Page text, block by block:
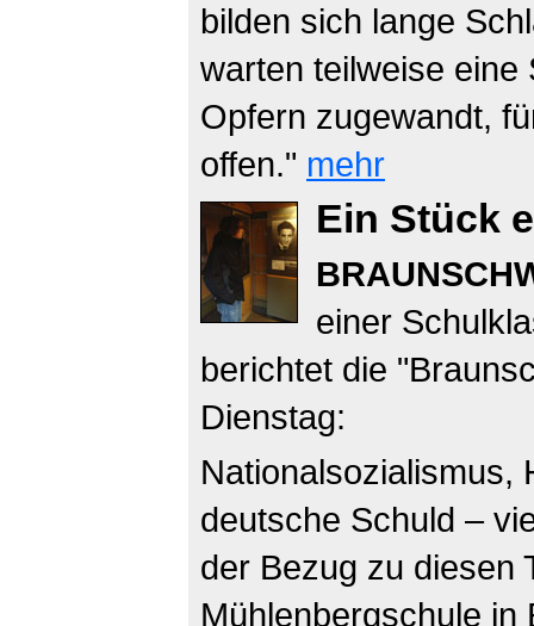
bilden sich lange
warten teilweise eine
Opfern zugewandt,
offen." mehr
Ein Stück
einer
berichtet die
Dienstag:
Nationalsozialismus,
deutsche Schuld –
der Bezug zu diesen
Mühlenbergschule